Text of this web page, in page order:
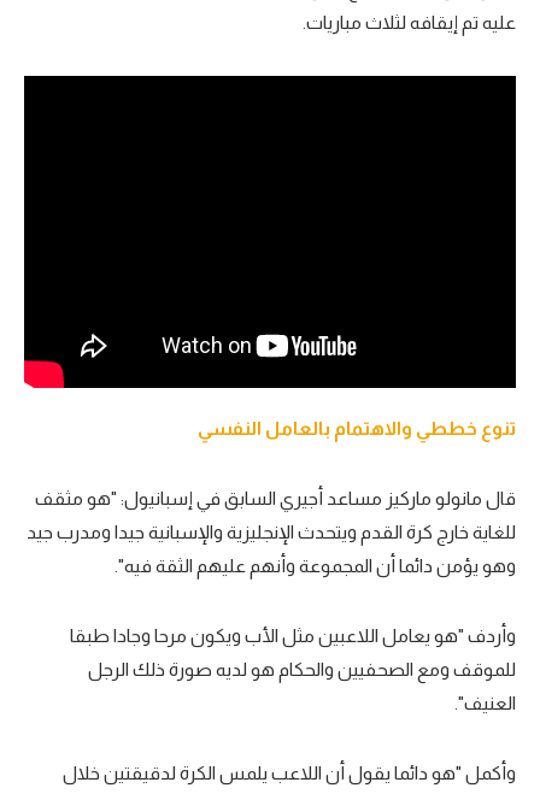
عليه تم إيقافه لثلاث مباريات.
تنوع خططي والاهتمام بالعامل النفسي
قال مانولو ماركيز مساعد أجيري السابق في إسبانيول: "هو مثقف
للغاية خارج كرة القدم ويتحدث الإنجليزية والإسبانية جيدا ومدرب جيد
وهو يؤمن دائما أن المجموعة وأنهم عليهم الثقة فيه".
وأردف "هو يعامل اللاعبين مثل الأب ويكون مرحا وجادا طبقا
للموقف ومع الصحفيين والحكام هو لديه صورة ذلك الرجل
العنيف".
وأكمل "هو دائما يقول أن اللاعب يلمس الكرة لدقيقتين خلال